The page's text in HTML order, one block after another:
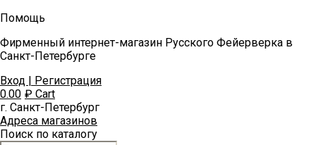
Помощь
Фирменный интернет-магазин Русского Фейерверка в
Санкт-Петербурге
Вход | Регистрация
0.00 ₽ Cart
г. Санкт-Петербург
Адреса магазинов
Поиск по каталогу